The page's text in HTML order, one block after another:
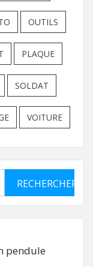
OUTILS
PLAQUE
SOLDAT
VOITURE
pendule